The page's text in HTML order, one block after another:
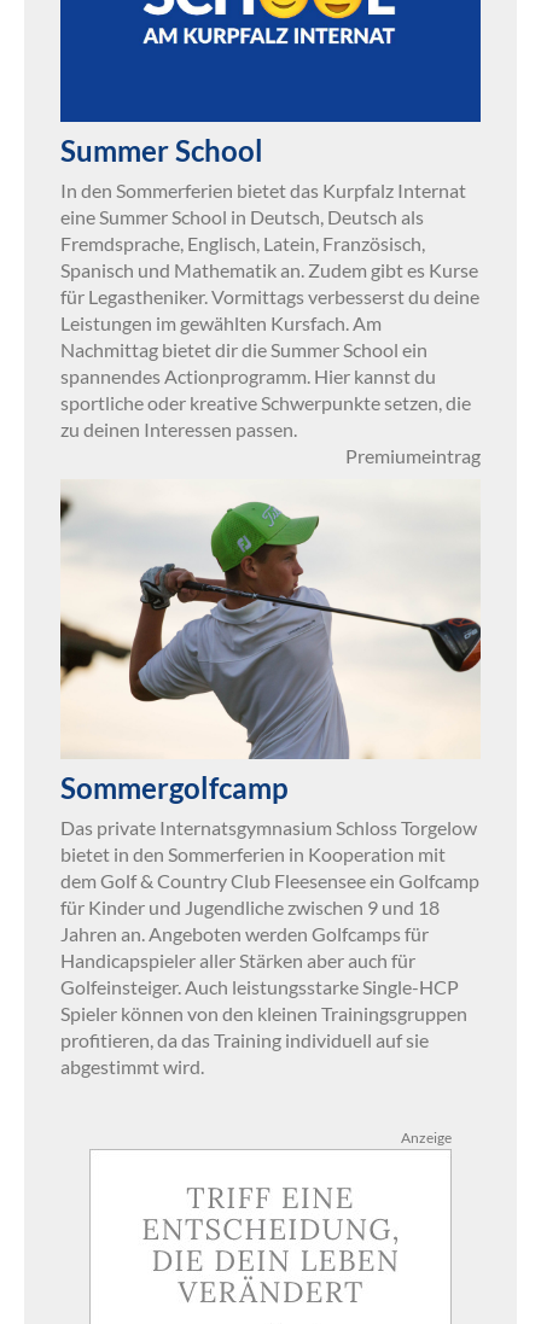
Summer School
In den Sommerferien bietet das Kurpfalz Internat
eine Summer School in Deutsch, Deutsch als
Fremdsprache, Englisch, Latein, Französisch,
Spanisch und Mathematik an. Zudem gibt es Kurse
für Legastheniker. Vormittags verbesserst du deine
Leistungen im gewählten Kursfach. Am
Nachmittag bietet dir die Summer School ein
spannendes Actionprogramm. Hier kannst du
sportliche oder kreative Schwerpunkte setzen, die
zu deinen Interessen passen.
Premiumeintrag
Sommergolfcamp
Das private Internatsgymnasium Schloss Torgelow
bietet in den Sommerferien in Kooperation mit
dem Golf & Country Club Fleesensee ein Golfcamp
für Kinder und Jugendliche zwischen 9 und 18
Jahren an. Angeboten werden Golfcamps für
Handicapspieler aller Stärken aber auch für
Golfeinsteiger. Auch leistungsstarke Single-HCP
Spieler können von den kleinen Trainingsgruppen
profitieren, da das Training individuell auf sie
abgestimmt wird.
Anzeige